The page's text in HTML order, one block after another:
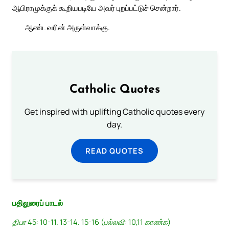
ஆபிராமுக்குக் கூறியபடியே அவர் புறப்பட்டுச் சென்றார்.
ஆண்டவரின் அருள்வாக்கு.
Catholic Quotes
Get inspired with uplifting Catholic quotes every
day.
READ QUOTES
பதிலுரைப் பாடல்
திபா 45: 10-11. 13-14. 15-16 (பல்லவி: 10,11 காண்க)